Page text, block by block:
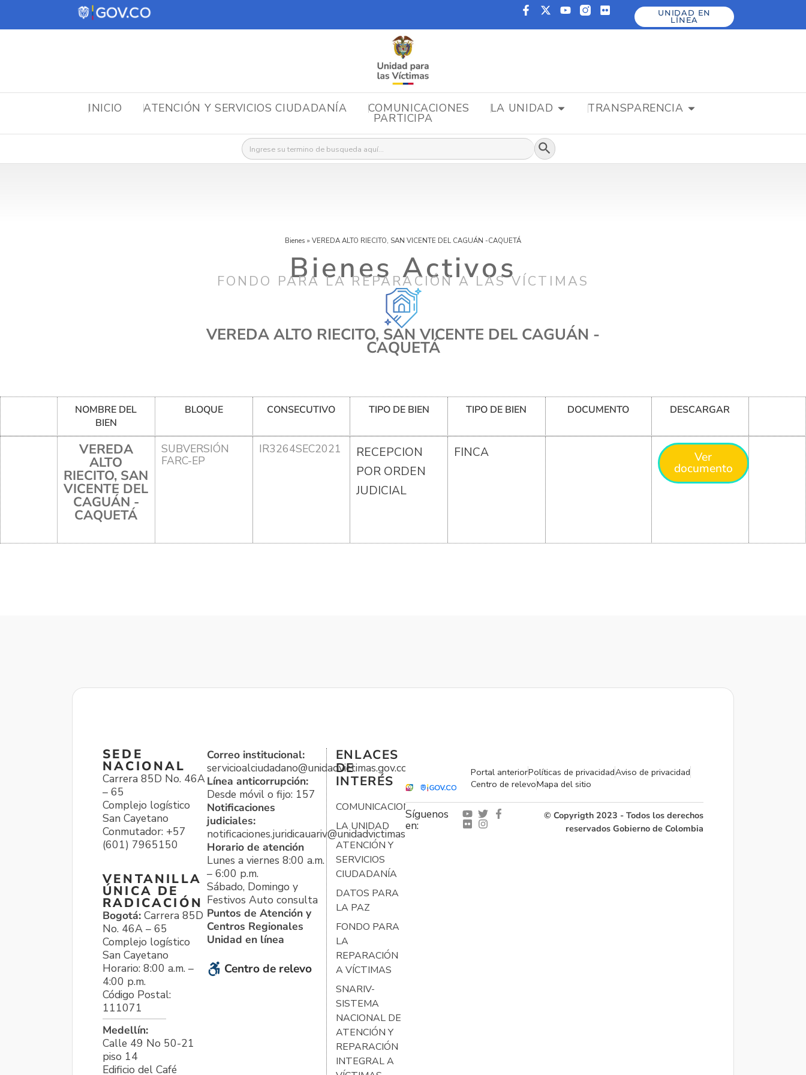
UNIDAD EN
LÍNEA
INICIO ATENCIÓN Y SERVICIOS CIUDADANÍA COMUNICACIONES LA UNIDAD TRANSPARENCIA
PARTICIPA
Buscar: Botón de búsqueda
Bienes » VEREDA ALTO RIECITO, SAN VICENTE DEL CAGUÁN -CAQUETÁ
Bienes Activos
FONDO PARA LA REPARACIÓN A LAS VÍCTIMAS
VEREDA ALTO RIECITO, SAN VICENTE DEL CAGUÁN -
CAQUETÁ
NOMBRE DEL
BIEN
BLOQUE CONSECUTIVO TIPO DE BIEN TIPO DE BIEN DOCUMENTO DESCARGAR
VEREDA
ALTO
RIECITO, SAN
VICENTE DEL
CAGUÁN -
CAQUETÁ
SUBVERSIÓN
FARC-EP
IR3264SEC2021
RECEPCION
POR ORDEN
JUDICIAL
FINCA Ver
documento
SEDE
NACIONAL
Carrera 85D No. 46A
– 65
Complejo logístico
San Cayetano
Conmutador: +57
(601) 7965150
VENTANILLA
ÚNICA DE
RADICACIÓN
Bogotá: Carrera 85D
No. 46A – 65
Complejo logístico
San Cayetano
Horario: 8:00 a.m. –
4:00 p.m.
Código Postal:
111071
Medellín:
Calle 49 No 50-21
piso 14
Edificio del Café
Correo institucional:
servicioalciudadano@unidadvictimas.gov.co
Línea anticorrupción:
Desde móvil o fijo: 157
Notificaciones
judiciales:
notificaciones.juridicauariv@unidadvictimas.gov.co
Horario de atención
Lunes a viernes 8:00 a.m.
– 6:00 p.m.
Sábado, Domingo y
Festivos Auto consulta
Puntos de Atención y
Centros Regionales
Unidad en línea
Centro de relevo
ENLACES
DE
INTERÉS
COMUNICACIONES
LA UNIDAD
ATENCIÓN Y
SERVICIOS
CIUDADANÍA
DATOS PARA
LA PAZ
FONDO PARA
LA
REPARACIÓN
A VÍCTIMAS
SNARIV-
SISTEMA
NACIONAL DE
ATENCIÓN Y
REPARACIÓN
INTEGRAL A
Portal anteriorPolíticas de privacidadAviso de privacidad
Centro de relevoMapa del sitio
Síguenos
en:
© Copyrigth 2023 - Todos los derechos
reservados Gobierno de Colombia